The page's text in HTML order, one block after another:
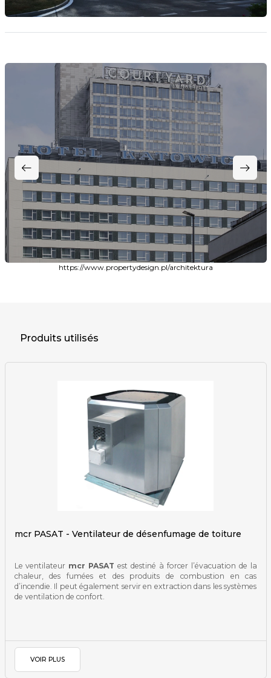
https://www.propertydesign.pl/architektura
Produits utilisés
mcr PASAT - Ventilateur de désenfumage de toiture
Le ventilateur mcr PASAT est destiné à forcer l’évacuation de la
chaleur, des fumées et des produits de combustion en cas
d’incendie. Il peut également servir en extraction dans les systèmes
de ventilation de confort.
VOIR PLUS